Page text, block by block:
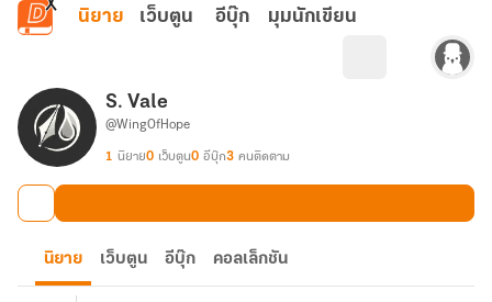
ข้ามไปยังเนื้อหาหลัก
นิยาย เว็บตูน อีบุ๊ก มุมนักเขียน
S. Vale
@WingOfHope
1 นิยาย0 เว็บตูน0 อีบุ๊ก3 คนติดตาม
นิยาย เว็บตูน อีบุ๊ก คอลเล็กชัน